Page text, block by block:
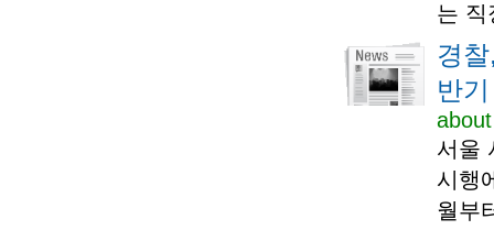
는 직
경
반
서울
시행
월부